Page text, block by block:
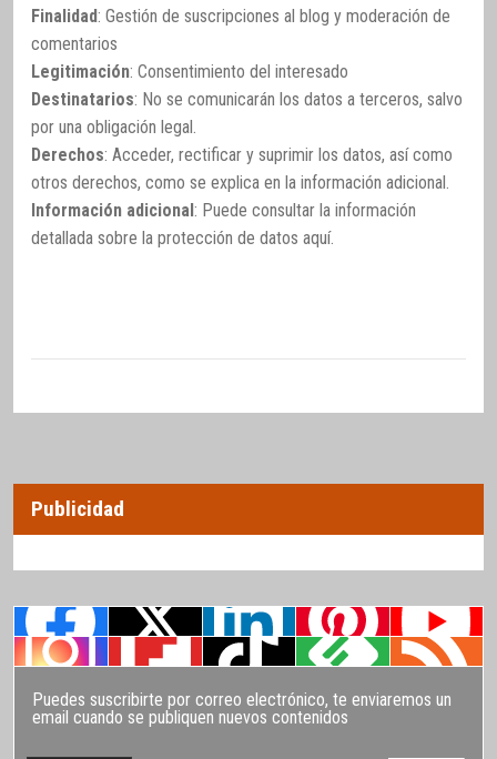
Finalidad: Gestión de suscripciones al blog y moderación de
comentarios
Legitimación: Consentimiento del interesado
Destinatarios: No se comunicarán los datos a terceros, salvo
por una obligación legal.
Derechos: Acceder, rectificar y suprimir los datos, así como
otros derechos, como se explica en la información adicional.
Información adicional: Puede consultar la información
detallada sobre la protección de datos aquí.
Publicidad
Puedes suscribirte por correo electrónico, te enviaremos un
email cuando se publiquen nuevos contenidos